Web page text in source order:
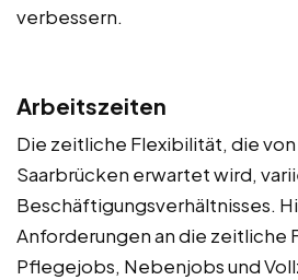
verbessern.
Arbeitszeiten
Die zeitliche Flexibilität, die
Saarbrücken erwartet wird,
Beschäftigungsverhältnisses.
Anforderungen an die zeitliche
Pflegejobs, Nebenjobs und